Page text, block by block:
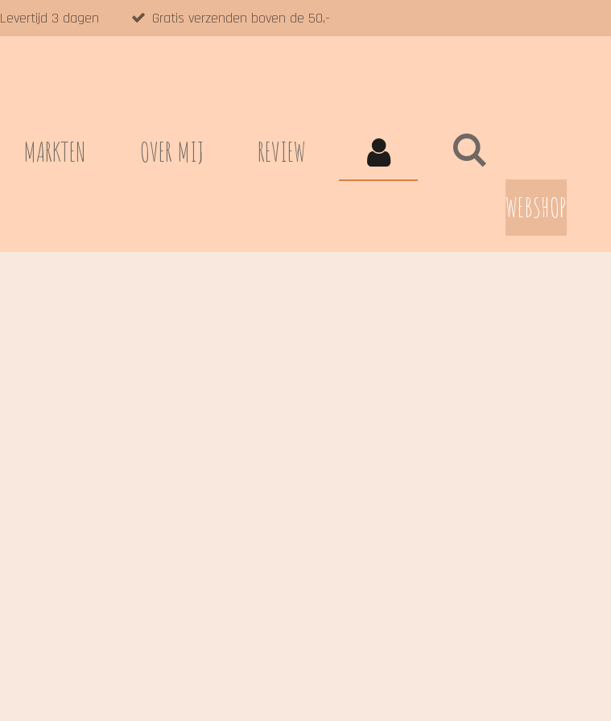
Levertijd 3 dagen Gratis verzenden boven de 50,-
MARKTEN OVER MIJ
REVIEW
WEBSHOP